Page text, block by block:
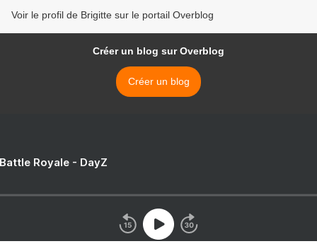
Voir le profil de Brigitte sur le portail Overblog
Créer un blog sur Overblog
Créer un blog
Royale - DayZ